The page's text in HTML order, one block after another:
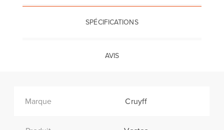
SPÉCIFICATIONS
AVIS
Marque Cruyff